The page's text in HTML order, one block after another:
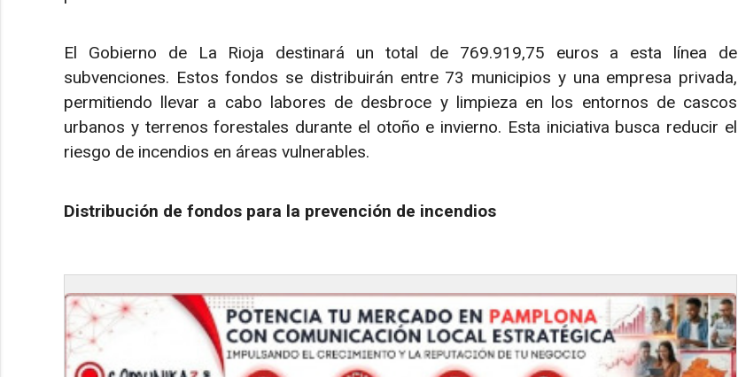
El Gobierno de La Rioja destinará un total de 769.919,75 euros a esta línea de
subvenciones. Estos fondos se distribuirán entre 73 municipios y una empresa privada,
permitiendo llevar a cabo labores de desbroce y limpieza en los entornos de cascos
urbanos y terrenos forestales durante el otoño e invierno. Esta iniciativa busca reducir el
riesgo de incendios en áreas vulnerables.
Distribución de fondos para la prevención de incendios